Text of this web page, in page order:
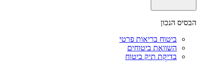
הבסיס הנכון
ביטוח בריאות פרטי
השוואת ביטוחים
בדיקת תיק ביטוח